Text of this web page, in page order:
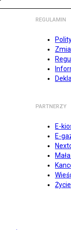
REGULAMIN
PARTNERZY
E-
E-